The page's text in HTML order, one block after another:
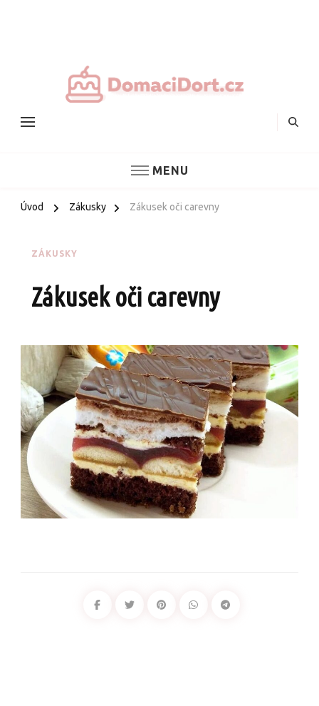
MENU
Úvod Zákusky Zákusek oči carevny
ZÁKUSKY
Zákusek oči carevny